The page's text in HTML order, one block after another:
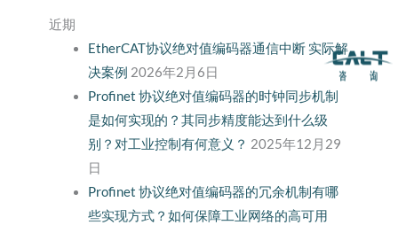
近期
EtherCAT协议绝对值编码器通信中断 实际解
决案例 2026年2月6日
Profinet 协议绝对值编码器的时钟同步机制
是如何实现的？其同步精度能达到什么级
别？对工业控制有何意义？ 2025年12月29
日
Profinet 协议绝对值编码器的冗余机制有哪
些实现方式？如何保障工业网络的高可用